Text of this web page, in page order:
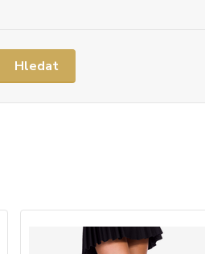
Hledat